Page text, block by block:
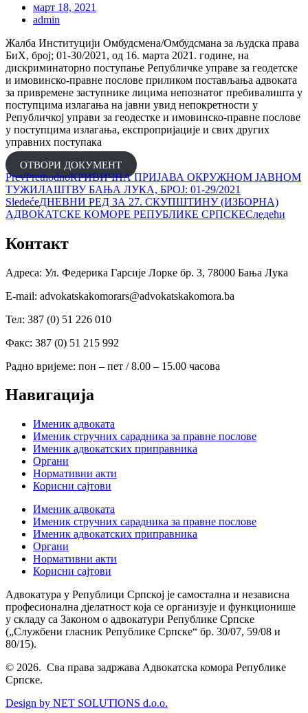
март 18, 2021
admin
Жалба Институцији Омбудсмена/Омбудсмана за људска права
БиХ, број; 01-30/2021, од 16. марта 2021. године, на
дискриминаторно поступање Републичке управе за геодетске
и имовинско-правне послове приликом постављања адвоката
за привремене заступнике лицима непознатог пребивалишта у
поступцима излагања на јавни увид непокретности у
Републичкој управи за геодестке и имовинско-правне послове
у поступцима излагања, експропријације и свих других
управних поступака
ОТВОРИ ДОКУМЕНТ
PrevPrethodnoКРИВИЧНА ПРИЈАВА ОКРУЖНОМ ЈАВНОМ
ТУЖИЛАШТВУ БАЊА ЛУКА, БРОЈ: 01-29/2021
SledećeДНЕВНИ РЕД ЗА 27. СКУПШТИНУ (ИЗБОРНА)
АДВОКАТСКЕ КОМОРЕ РЕПУБЛИКЕ СРПСКЕСледећи
Контакт
Адреса: Ул. Федерика Гарсије Лорке бр. 3, 78000 Бања Лука
Е-mail: advokatskakomorars@advokatskakomora.ba
Тел: 387 (0) 51 226 010
Факс: 387 (0) 51 215 992
Радно вријеме: пон – пет / 8.00 – 15.00 часова
Навигација
Именик адвоката
Именик стручних сарадника за правне послове
Именик адвокатских приправника
Органи
Нормативни акти
Корисни сајтови
Именик адвоката
Именик стручних сарадника за правне послове
Именик адвокатских приправника
Органи
Нормативни акти
Корисни сајтови
Адвокатура у Републици Српској је самостална и независна
професионална дјелатност која се организује и функционише
у складу са Законом о адвокатури Републике Српске
(„Службени гласник Републике Српске“ бр. 30/07, 59/08 и
80/15).
© 2026. Сва права задржава Адвокатска комора Републике
Српске.
Design by NET SOLUTIONS d.o.o.